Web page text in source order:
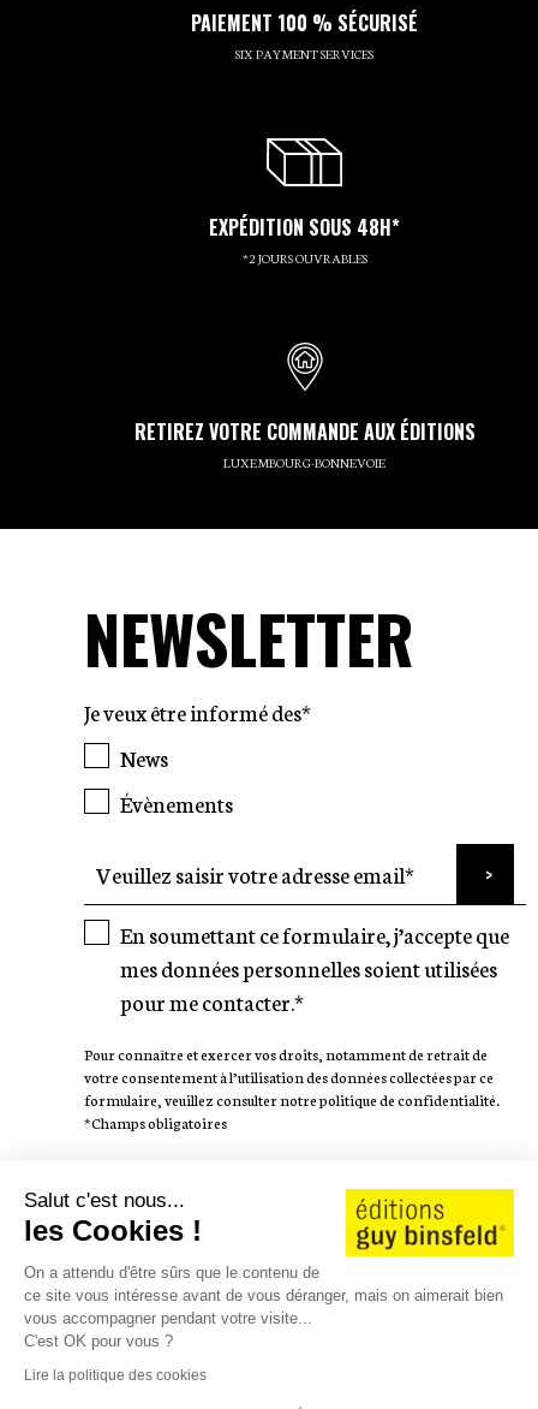
PAIEMENT 100 % SÉCURISÉ
SIX PAYMENT SERVICES
EXPÉDITION SOUS 48H*
*2 JOURS OUVRABLES
RETIREZ VOTRE COMMANDE AUX ÉDITIONS
LUXEMBOURG-BONNEVOIE
NEWSLETTER
Je veux être informé des*
News
Évènements
En soumettant ce formulaire, j’accepte que
mes données personnelles soient utilisées
pour me contacter.*
Pour connaître et exercer vos droits, notamment de retrait de
votre consentement à l’utilisation des données collectées par ce
formulaire, veuillez consulter notre politique de confidentialité.
*Champs obligatoires
SUIVEZ-NOUS
AUTEURS
CATALOGUE 25/26
Salut c'est nous...
les Cookies !
On a attendu d'être sûrs que le contenu de
ce site vous intéresse avant de vous déranger, mais on aimerait bien
vous accompagner pendant votre visite...
C'est OK pour vous ?
Lire la politique des cookies